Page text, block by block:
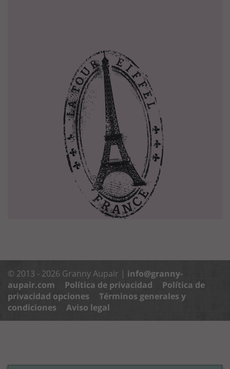
© 2013 - 2026 Granny Aupair | info@granny-
aupair.com
Política de privacidad
Política de
privacidad opciones
Términos generales y
condiciones
Aviso legal